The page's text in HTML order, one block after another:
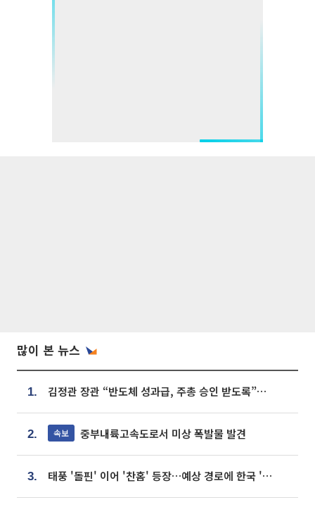
많이 본 뉴스
1. 김정관 장관 “반도체 성과급, 주총 승인 받도록”…상법·자본시장법 개정 시사
2. 속보 중부내륙고속도로서 미상 폭발물 발견
3. 태풍 '돌핀' 이어 '찬홈' 등장…예상 경로에 한국 '한숨'